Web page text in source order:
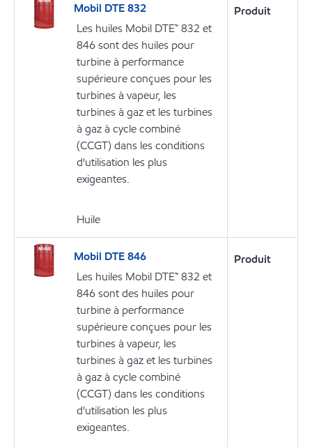
Mobil DTE 832
Les huiles Mobil DTE™ 832 et
846 sont des huiles pour
turbine à performance
supérieure conçues pour les
turbines à vapeur, les
turbines à gaz et les turbines
à gaz à cycle combiné
(CCGT) dans les conditions
d'utilisation les plus
exigeantes.
Huile
Produit
Mobil DTE 846
Les huiles Mobil DTE™ 832 et
846 sont des huiles pour
turbine à performance
supérieure conçues pour les
turbines à vapeur, les
turbines à gaz et les turbines
à gaz à cycle combiné
(CCGT) dans les conditions
d'utilisation les plus
exigeantes.
Produit